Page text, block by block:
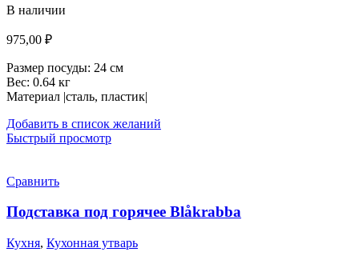
В наличии
975,00 ₽
Размер посуды: 24 см
Вес: 0.64 кг
Материал |сталь, пластик|
Добавить в список желаний
Быстрый просмотр
Сравнить
Подставка под горячее Blåkrabba
Кухня, Кухонная утварь